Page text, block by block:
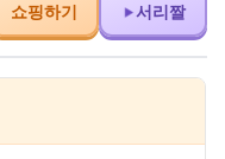
쇼핑하기 서리짤